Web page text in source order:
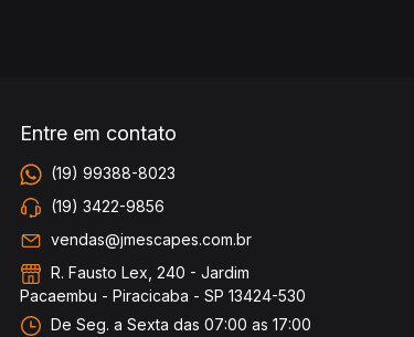
Entre em contato
(19) 99388-8023
(19) 3422-9856
vendas@jmescapes.com.br
R. Fausto Lex, 240 - Jardim
Pacaembu - Piracicaba - SP 13424-530
De Seg. a Sexta das 07:00 as 17:00